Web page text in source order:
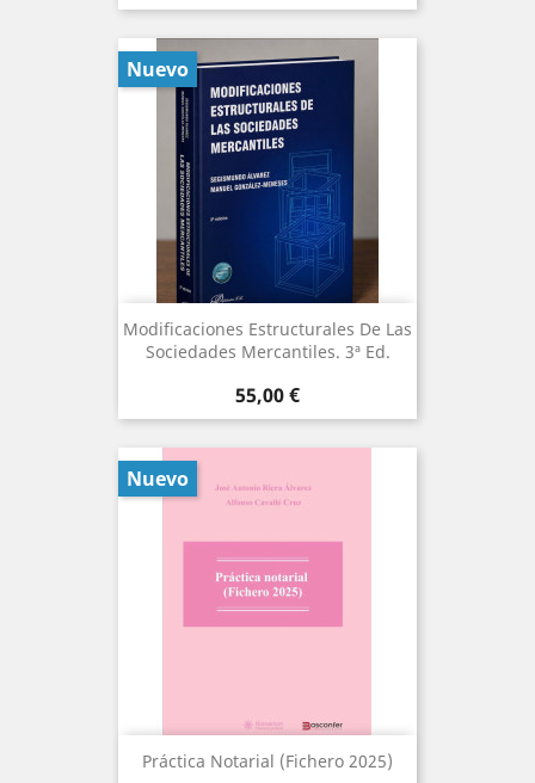
Modificaciones Estructurales De Las
Sociedades Mercantiles. 3ª Ed.
Precio
55,00 €
Nuevo
Práctica Notarial (Fichero 2025)
Nuevo